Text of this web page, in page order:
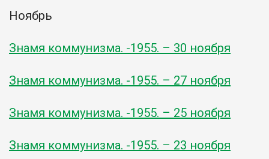
Ноябрь
Знамя коммунизма. -1955. – 30 ноября
Знамя коммунизма. -1955. – 27 ноября
Знамя коммунизма. -1955. – 25 ноября
Знамя коммунизма. -1955. – 23 ноября